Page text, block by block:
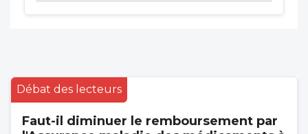
Débat des lecteurs
Faut-il diminuer le remboursement par